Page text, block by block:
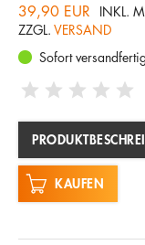
39,90 EUR
INKL.
ZZGL. VERSAND
Sofort
KAUFEN